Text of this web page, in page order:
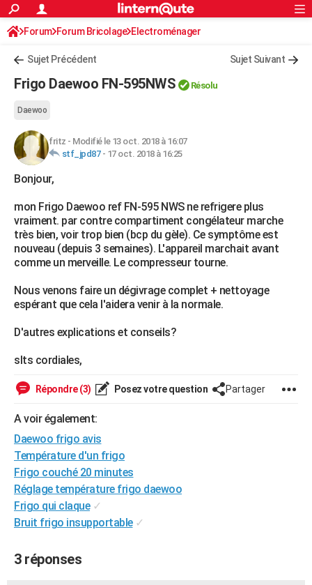
ACTUALITÉS
Politique
Société
Faits Divers
Education
Monde
Villes
+
AUTO
Essais
Réserver un essai
Citadines
Berlines
SUV
Forum auto
+HIGH-TECH
Mobiles
Meilleur smartphone
Internet
Ordinateurs
Jeux vidéo
Guide high-tech
+BRICOLAGE
Forum
Aménagement intérieur
Extérieur
Cuisine
Salle de bains
Jardinage
Rangement
WEEK-END
Guides de France
Escapades
Patrimoine
Expositions
Musées
Week-end nature
+LIFESTYLE
Art de vivre
Bien-être
Loisirs
Mode
Modes de vie
Alimentation
Guide de la santé
Maladies
Médicaments
Sommeil
VOYAGE
Destinations
City break
Voyage nature
Voyage de noces
Forum
Climat
+PHOTO
GUIDES D'ACHAT
BONS PLANS
CARTE DE VOEUX
Carte de Noël
Carte Bonne année
Carte Saint-Valentin
Carte Pâques
Carte d'anniversaire
DICTIONNAIRE
Dictionnaire
Biographies
Citations
Expressions
Proverbes
PROGRAMME TV
COPAINS D'AVANT
S'inscrire
Se connecter
Lycées
Collèges
Primaires
Universités
Entreprises
Service militaire
Avis de recherche
AVIS DE DÉCÈS
FORUM
S'inscrire
Connexion
Forum Forum Bricolage Electroménager
Sujet Précédent Sujet Suivant
Frigo Daewoo FN-595NWS Résolu
Daewoo
fritz - Modifié le 13 oct. 2018 à 16:07
stf_jpd87- 17 oct. 2018 à 16:25
Bonjour,
mon Frigo Daewoo ref FN-595 NWS ne refrigere plus
vraiment. par contre compartiment congélateur marche
très bien, voir trop bien (bcp du gèle). Ce symptôme est
nouveau (depuis 3 semaines). L'appareil marchait avant
comme un merveille. Le compresseur tourne.
Nous venons faire un dégivrage complet + nettoyage
espérant que cela l'aidera venir à la normale.
D'autres explications et conseils?
slts cordiales,
Répondre (3) Posez votre question Partager
A voir également:
Daewoo frigo avis
Température d'un frigo
Frigo couché 20 minutes
Réglage température frigo daewoo
Frigo qui claque ✓
Bruit frigo insupportable ✓
3 réponses